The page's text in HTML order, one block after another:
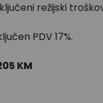
režijski
PDV 17%.
KM